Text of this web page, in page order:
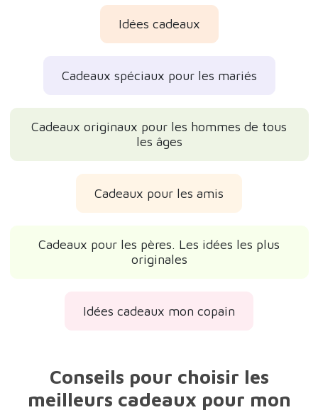
Idées cadeaux
Cadeaux spéciaux pour les mariés
Cadeaux originaux pour les hommes de tous
les âges
Cadeaux pour les amis
Cadeaux pour les pères. Les idées les plus
originales
Idées cadeaux mon copain
Conseils pour choisir les
meilleurs cadeaux pour mon